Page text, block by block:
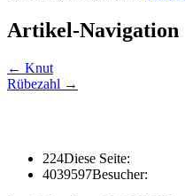
Artikel-Navigation
← Knut
Rübezahl →
224Diese Seite:
4039597Besucher: